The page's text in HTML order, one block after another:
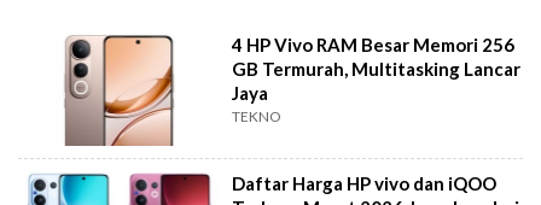
4 HP Vivo RAM Besar Memori 256
GB Termurah, Multitasking Lancar
Jaya
TEKNO
Daftar Harga HP vivo dan iQOO